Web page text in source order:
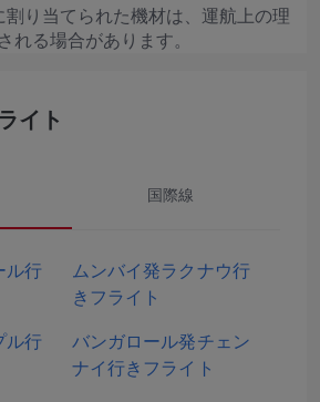
割り当てられた機材は、運航上の理
れる場合があります。
イト
国際線
ル行
ムンバイ発ラクナウ行
きフライト
ル行
バンガロール発チェン
ナイ行きフライト